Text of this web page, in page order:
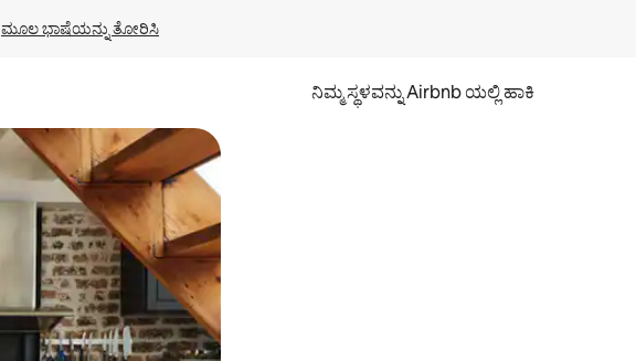
ಮೂಲ ಭಾಷೆಯನ್ನು ತೋರಿಸಿ
ನಿಮ್ಮ ಸ್ಥಳವನ್ನು Airbnb ಯಲ್ಲಿ ಹಾಕಿ